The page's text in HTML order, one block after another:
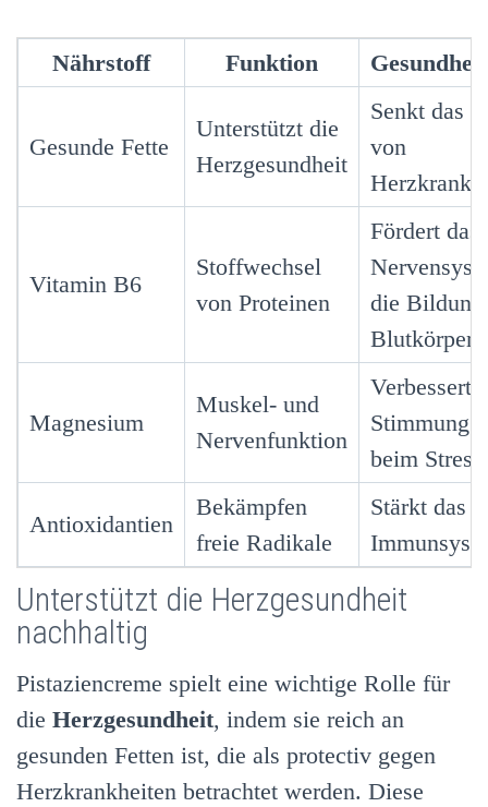
Nährstoff Funktion
Gesunde Fette
Unterstützt die
Herzgesundheit
Senkt das
von
Vitamin B6
Stoffwechsel
von Proteinen
Fördert das
die Bildung
Magnesium
Muskel- und
Nervenfunktion
Verbessert
Stimmung
beim
Antioxidantien
Bekämpfen
freie Radikale
Stärkt das
Unterstützt die Herzgesundheit
nachhaltig
Pistaziencreme spielt eine wichtige Rolle für
die Herzgesundheit, indem sie reich an
gesunden Fetten ist, die als protectiv gegen
Herzkrankheiten betrachtet werden. Diese